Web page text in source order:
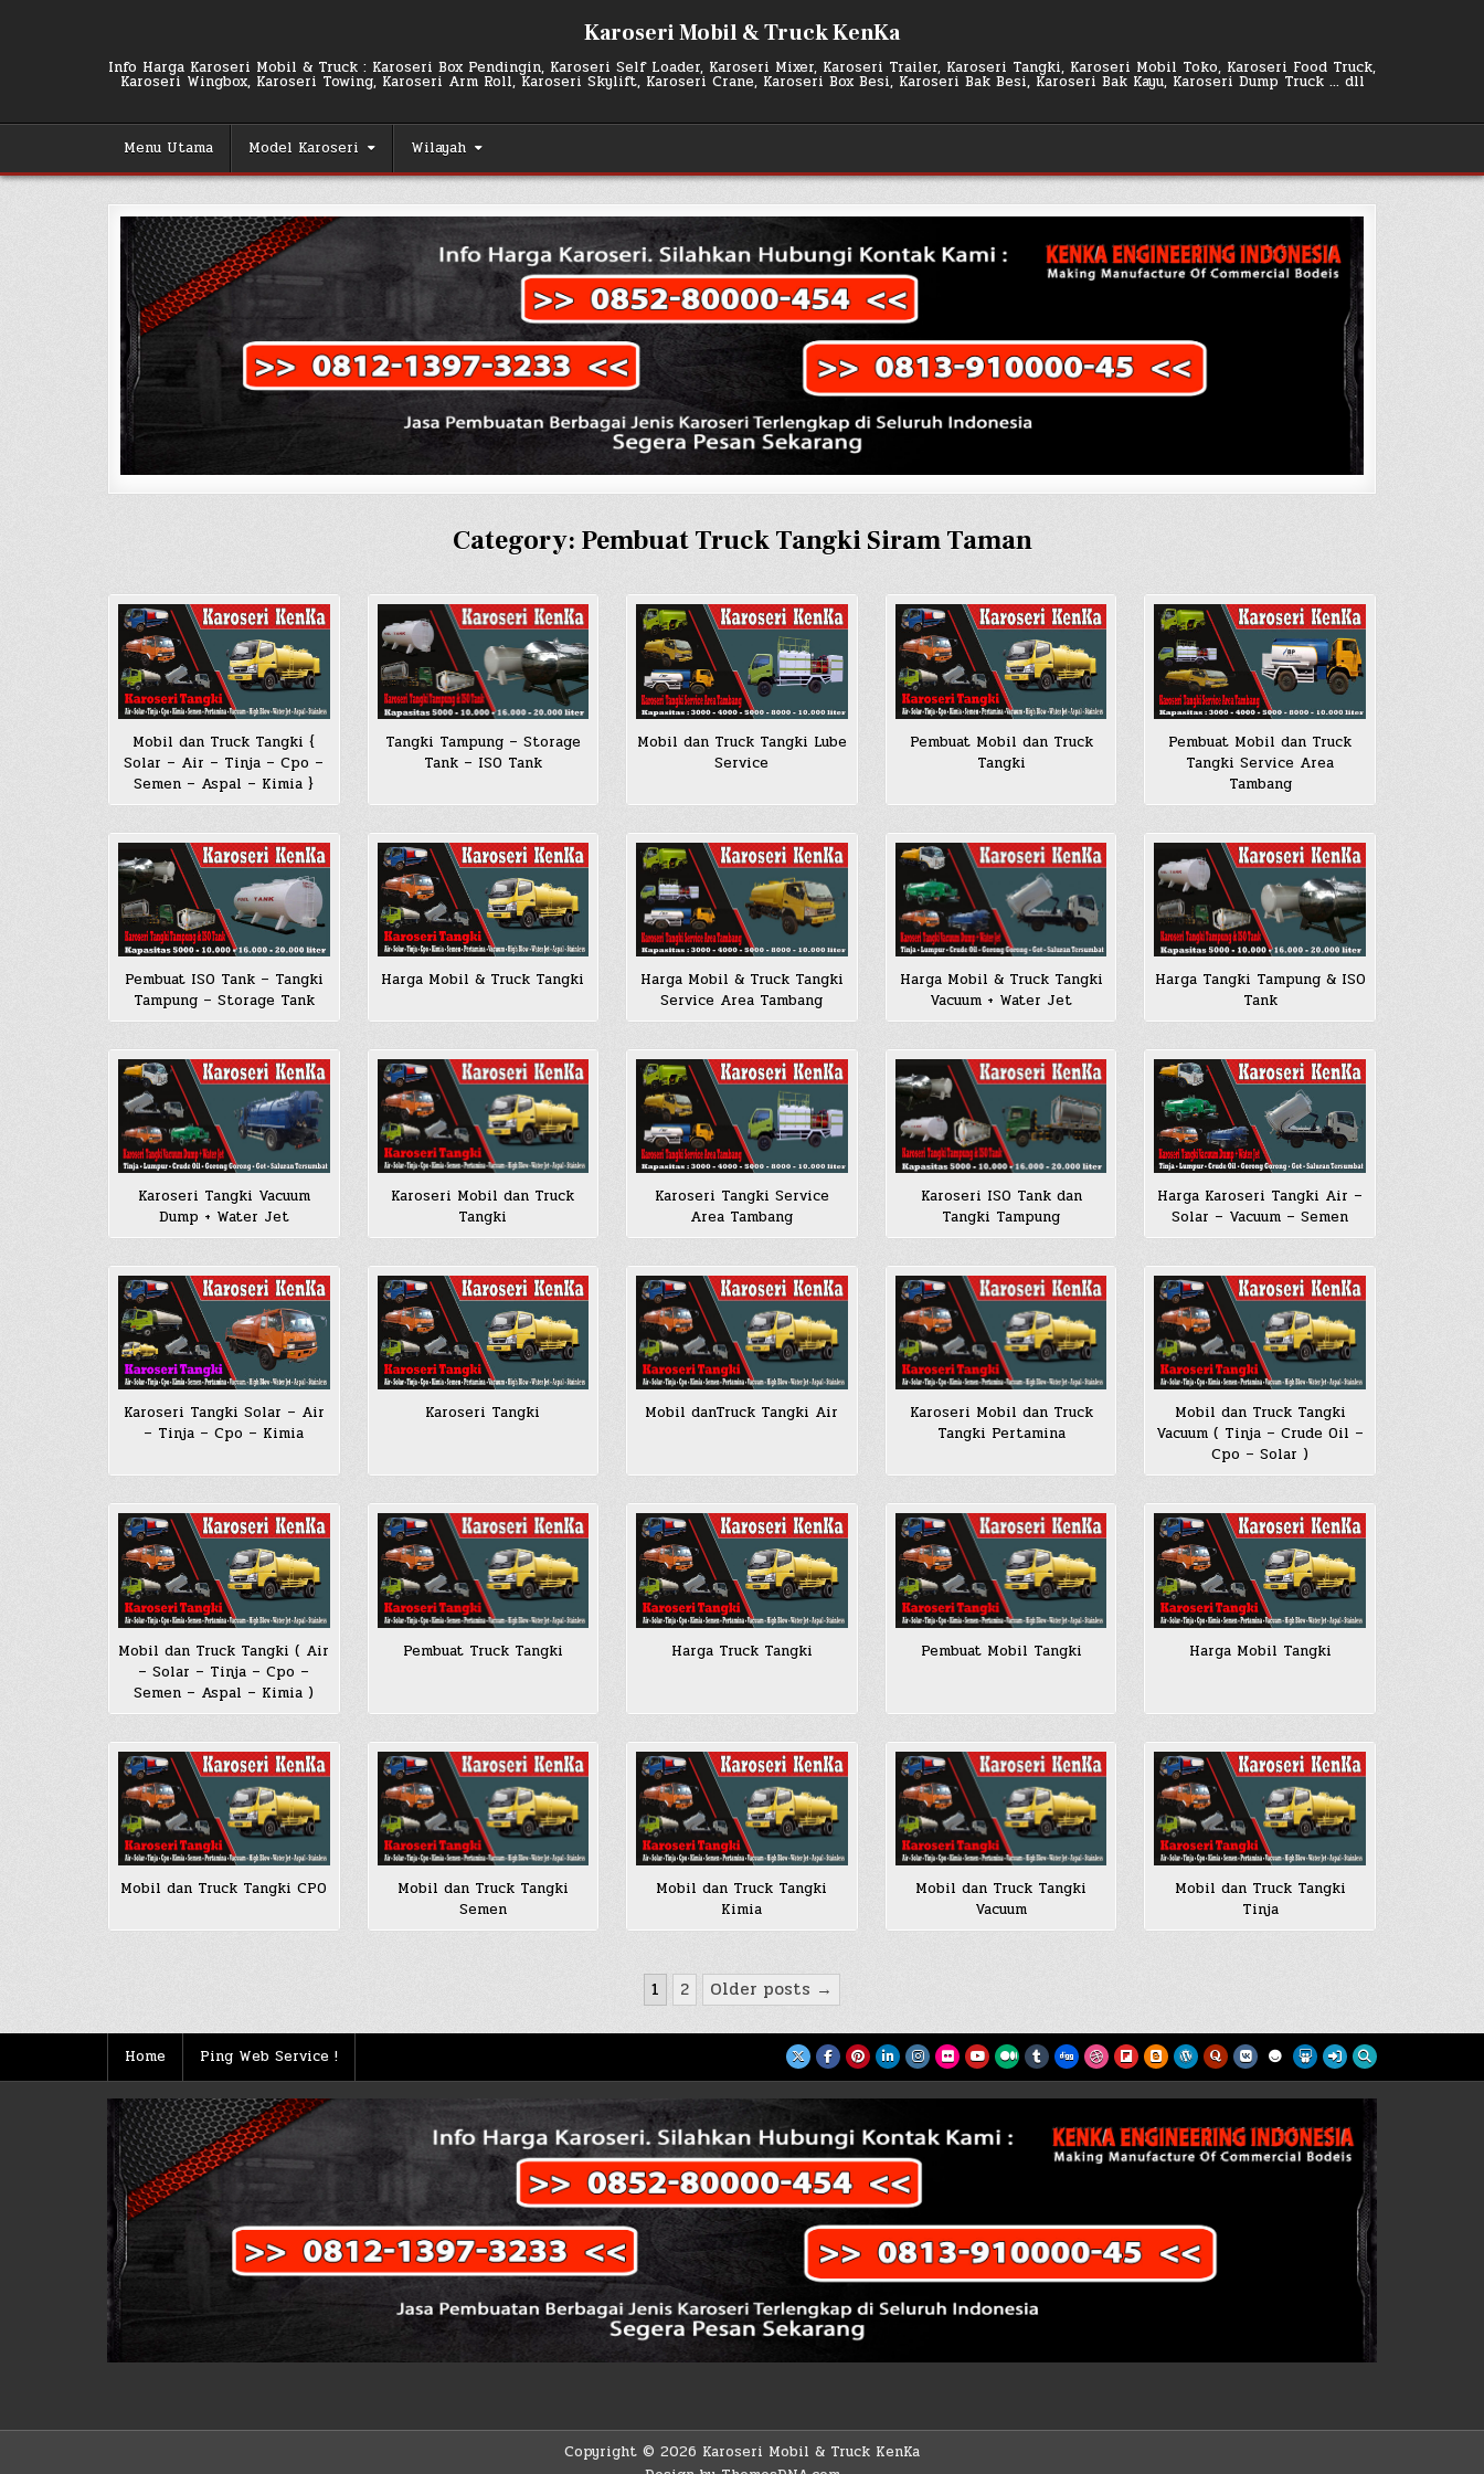
Karoseri Mobil & Truck KenKa
Info Harga Karoseri Mobil & Truck : Karoseri Box Pendingin, Karoseri Self Loader, Karoseri Mixer, Karoseri Trailer, Karoseri Tangki, Karoseri Mobil Toko, Karoseri Food Truck,
Karoseri Wingbox, Karoseri Towing, Karoseri Arm Roll, Karoseri Skylift, Karoseri Crane, Karoseri Box Besi, Karoseri Bak Besi, Karoseri Bak Kayu, Karoseri Dump Truck … dll
Menu Utama Model Karoseri Wilayah
Category: Pembuat Truck Tangki Siram Taman
Mobil dan Truck Tangki {
Solar – Air – Tinja – Cpo –
Semen – Aspal – Kimia }
Tangki Tampung – Storage
Tank – ISO Tank
Mobil dan Truck Tangki Lube
Service
Pembuat Mobil dan Truck
Tangki
Pembuat Mobil dan Truck
Tangki Service Area
Tambang
Pembuat ISO Tank – Tangki
Tampung – Storage Tank
Harga Mobil & Truck Tangki
Harga Mobil & Truck Tangki
Service Area Tambang
Harga Mobil & Truck Tangki
Vacuum + Water Jet
Harga Tangki Tampung & ISO
Tank
Karoseri Tangki Vacuum
Dump + Water Jet
Karoseri Mobil dan Truck
Tangki
Karoseri Tangki Service
Area Tambang
Karoseri ISO Tank dan
Tangki Tampung
Harga Karoseri Tangki Air –
Solar – Vacuum – Semen
Karoseri Tangki Solar – Air
– Tinja – Cpo – Kimia
Karoseri Tangki Mobil danTruck Tangki Air
Karoseri Mobil dan Truck
Tangki Pertamina
Mobil dan Truck Tangki
Vacuum ( Tinja – Crude Oil –
Cpo – Solar )
Mobil dan Truck Tangki ( Air
– Solar – Tinja – Cpo –
Semen – Aspal – Kimia )
Pembuat Truck Tangki Harga Truck Tangki Pembuat Mobil Tangki Harga Mobil Tangki
Mobil dan Truck Tangki CPO
Mobil dan Truck Tangki
Semen
Mobil dan Truck Tangki
Kimia
Mobil dan Truck Tangki
Vacuum
Mobil dan Truck Tangki
Tinja
1 2 Older posts →
Home Ping Web Service !
Copyright © 2026 Karoseri Mobil & Truck KenKa